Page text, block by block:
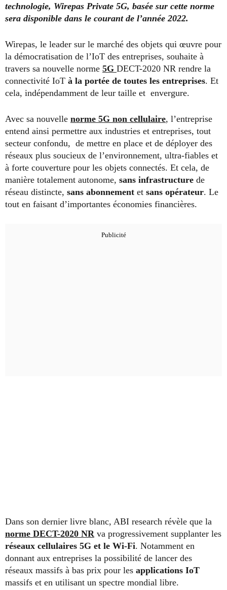
technologie, Wirepas Private 5G, basée sur cette norme
sera disponible dans le courant de l’année 2022.
Wirepas, le leader sur le marché des objets qui œuvre pour
la démocratisation de l’IoT des entreprises, souhaite à
travers sa nouvelle norme 5G DECT-2020 NR rendre la
connectivité IoT à la portée de toutes les entreprises. Et
cela, indépendamment de leur taille et envergure.
Avec sa nouvelle norme 5G non cellulaire, l’entreprise
entend ainsi permettre aux industries et entreprises, tout
secteur confondu, de mettre en place et de déployer des
réseaux plus soucieux de l’environnement, ultra-fiables et
à forte couverture pour les objets connectés. Et cela, de
manière totalement autonome, sans infrastructure de
réseau distincte, sans abonnement et sans opérateur. Le
tout en faisant d’importantes économies financières.
Dans son dernier livre blanc, ABI research révèle que la
norme DECT-2020 NRva progressivement supplanter les
réseaux cellulaires 5G et le Wi-Fi. Notamment en
donnant aux entreprises la possibilité de lancer des
réseaux massifs à bas prix pour les applications IoT
massifs et en utilisant un spectre mondial libre.